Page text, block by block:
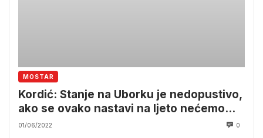
MOSTAR
Kordić: Stanje na Uborku je nedopustivo,
ako se ovako nastavi na ljeto nećemo
imati gdje sa smećem
01/06/2022 0